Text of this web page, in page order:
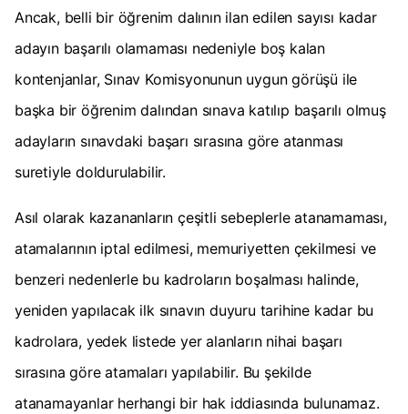
Ancak, belli bir öğrenim dalının ilan edilen sayısı kadar
adayın başarılı olamaması nedeniyle boş kalan
kontenjanlar, Sınav Komisyonunun uygun görüşü ile
başka bir öğrenim dalından sınava katılıp başarılı olmuş
adayların sınavdaki başarı sırasına göre atanması
suretiyle doldurulabilir.
Asıl olarak kazananların çeşitli sebeplerle atanamaması,
atamalarının iptal edilmesi, memuriyetten çekilmesi ve
benzeri nedenlerle bu kadroların boşalması halinde,
yeniden yapılacak ilk sınavın duyuru tarihine kadar bu
kadrolara, yedek listede yer alanların nihai başarı
sırasına göre atamaları yapılabilir. Bu şekilde
atanamayanlar herhangi bir hak iddiasında bulunamaz.